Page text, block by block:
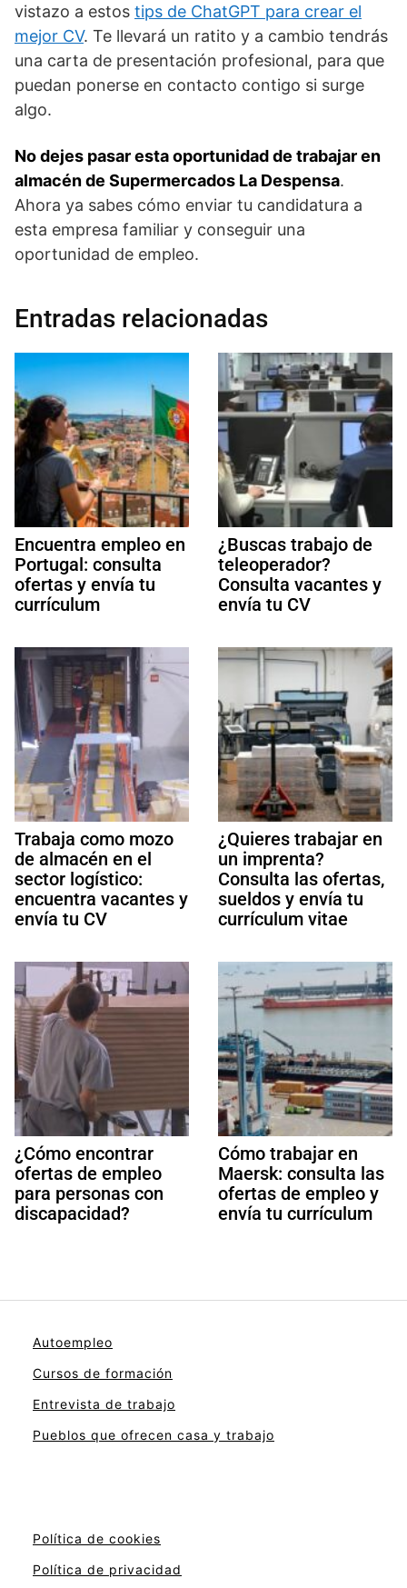
vistazo a estos tips de ChatGPT para crear el
mejor CV. Te llevará un ratito y a cambio tendrás
una carta de presentación profesional, para que
puedan ponerse en contacto contigo si surge
algo.
No dejes pasar esta oportunidad de trabajar en
almacén de Supermercados La Despensa.
Ahora ya sabes cómo enviar tu candidatura a
esta empresa familiar y conseguir una
oportunidad de empleo.
Entradas relacionadas
Encuentra empleo en
Portugal: consulta
ofertas y envía tu
currículum
¿Buscas trabajo de
teleoperador?
Consulta vacantes y
envía tu CV
Trabaja como mozo
de almacén en el
sector logístico:
encuentra vacantes y
envía tu CV
¿Quieres trabajar en
un imprenta?
Consulta las ofertas,
sueldos y envía tu
currículum vitae
¿Cómo encontrar
ofertas de empleo
para personas con
discapacidad?
Cómo trabajar en
Maersk: consulta las
ofertas de empleo y
envía tu currículum
Autoempleo
Cursos de formación
Entrevista de trabajo
Pueblos que ofrecen casa y trabajo
Política de cookies
Política de privacidad